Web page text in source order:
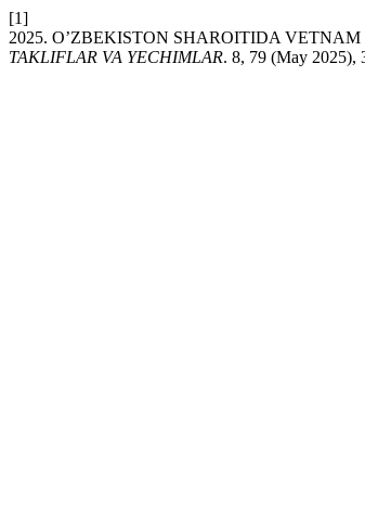
[1]
2025. O’ZBEKISTON SHAROITIDA
TAKLIFLAR VA YECHIMLAR. 8, 79 (May 2025),